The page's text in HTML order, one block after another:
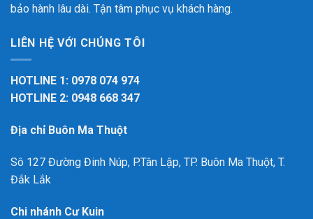
bảo hành lâu dài. Tận tâm phục vụ khách hàng.
LIÊN HỆ VỚI CHÚNG TÔI
HOTLINE 1: 0978 074 974
HOTLINE 2: 0948 668 347
Địa chỉ Buôn Ma Thuột
Sô 127 Đường Đinh Núp, P.Tân Lập, TP. Buôn Ma Thuột, T.
Đắk Lắk
Chi nhánh Cư Kuin